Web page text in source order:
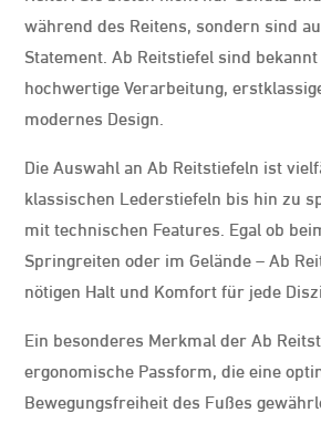
während des Reitens, sondern sind
Statement. Ab Reitstiefel sind
hochwertige Verarbeitung,
modernes Design.
Die Auswahl an Ab Reitstiefeln ist
klassischen Lederstiefeln bis hin zu
mit technischen Features. Egal ob
Springreiten oder im Gelände – Ab
nötigen Halt und Komfort für jede
Ein besonderes Merkmal der Ab
ergonomische Passform, die eine
Bewegungsfreiheit des Fußes